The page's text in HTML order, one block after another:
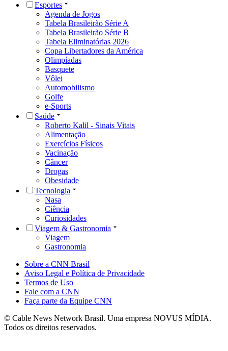
Esportes
Agenda de Jogos
Tabela Brasileirão Série A
Tabela Brasileirão Série B
Tabela Eliminatórias 2026
Copa Libertadores da América
Olimpíadas
Basquete
Vôlei
Automobilismo
Golfe
e-Sports
Saúde
Roberto Kalil - Sinais Vitais
Alimentação
Exercícios Físicos
Vacinação
Câncer
Drogas
Obesidade
Tecnologia
Nasa
Ciência
Curiosidades
Viagem & Gastronomia
Viagem
Gastronomia
Sobre a CNN Brasil
Aviso Legal e Política de Privacidade
Termos de Uso
Fale com a CNN
Faça parte da Equipe CNN
© Cable News Network Brasil. Uma empresa NOVUS MÍDIA.
Todos os direitos reservados.